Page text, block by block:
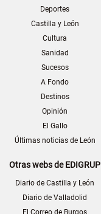
Deportes
Castilla y León
Cultura
Sanidad
Sucesos
A Fondo
Destinos
Opinión
El Gallo
Últimas noticias de León
Otras webs de EDIGRUP
Diario de Castilla y León
Diario de Valladolid